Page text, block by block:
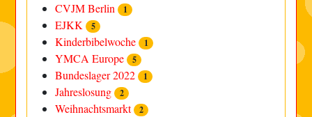
CVJM Berlin 1
EJKK 5
Kinderbibelwoche 1
YMCA Europe 5
Bundeslager 2022 1
Jahreslosung 2
Weihnachtsmarkt 2